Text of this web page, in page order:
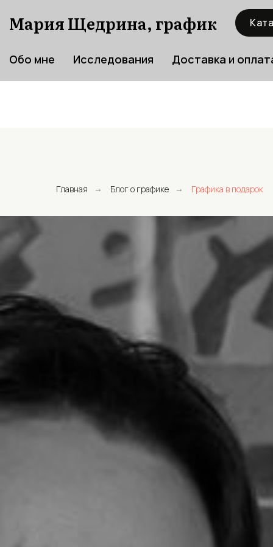
Мария Щедрина, график
Обо мне Исследования Доставка и
Главная → Блог о графике → Графика в подарок